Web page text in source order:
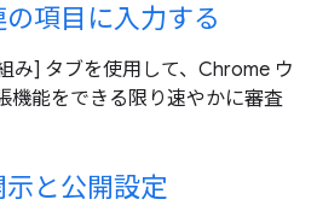
項目に入力する
み] タブを使用して、Chrome ウ
機能をできる限り速やかに審査
と公開設定